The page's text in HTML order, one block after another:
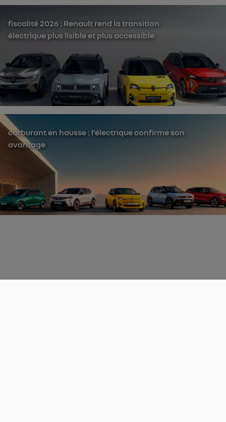
fiscalité 2026 : Renault rend la transition
électrique plus lisible et plus accessible
carburant en hausse : l’électrique confirme son
avantage